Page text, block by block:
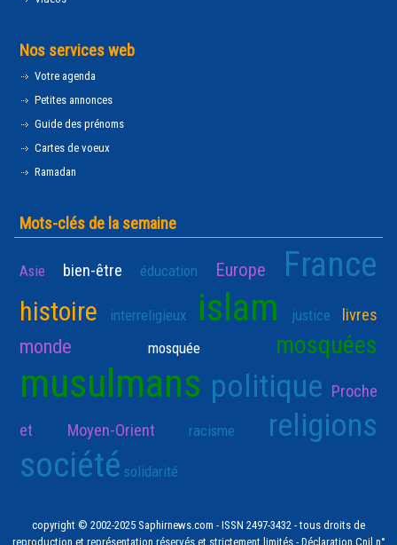
Nos services web
Votre agenda
Petites annonces
Guide des prénoms
Cartes de voeux
Ramadan
Mots-clés de la semaine
Asie bien-être éducation Europe France
histoire interreligieux islam justice livres
monde mosquée mosquées
musulmans politique Proche
et Moyen-Orient
racisme religions
société solidarité
copyright © 2002-2025 Saphirnews.com - ISSN 2497-3432 - tous droits de
reproduction et représentation réservés et strictement limités - Déclaration Cnil n°